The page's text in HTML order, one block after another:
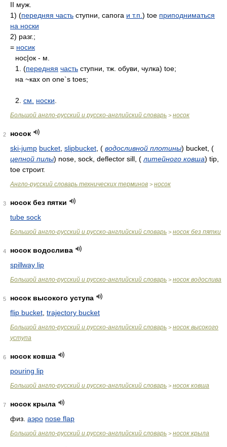
II муж.
1) (передняя часть ступни, сапога и т.п. ) toe приподниматься
на носки
2) разг.;
= носик
нос|ок - м.
1. (передняя часть ступни, тж. обуви, чулка) toe;
на ~ках on one`s toes;
2. см. носки
Большой англо-русский и русско-английский словарь > носок
2
носок
ski-jump bucket slipbucket ( водосливной плотины) bucket, (
цепной пилы) nose, sock, deflector sill, ( литейного ковша) tip,
toe строит.
Англо-русский словарь технических терминов > носок
3
носок без пятки
tube sock
Большой англо-русский и русско-английский словарь > носок без пятки
4
носок водослива
spillway lip
Большой англо-русский и русско-английский словарь > носок водослива
5
носок высокого уступа
flip bucket trajectory bucket
Большой англо-русский и русско-английский словарь > носок высокого
уступа
6
носок ковша
pouring lip
Большой англо-русский и русско-английский словарь > носок ковша
7
носок крыла
физ. аэро nose flap
Большой англо-русский и русско-английский словарь > носок крыла